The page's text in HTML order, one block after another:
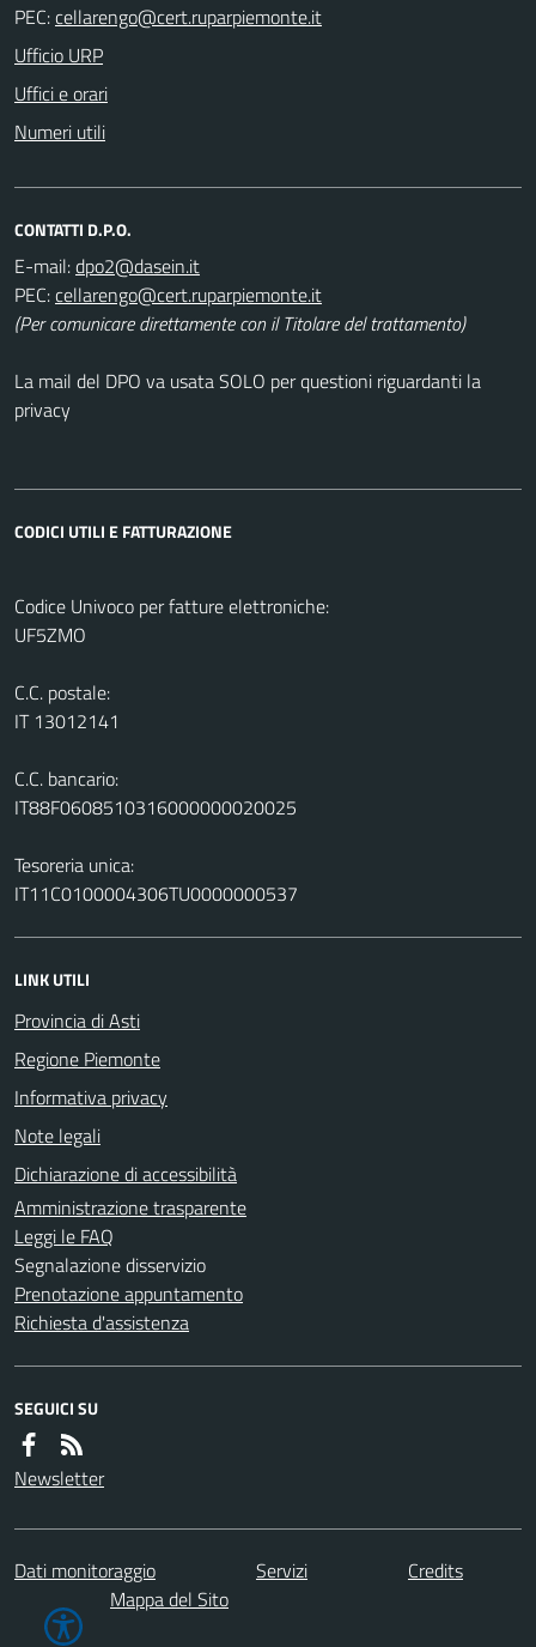
PEC:
Ufficio URP
Uffici e orari
Numeri utili
CONTATTI D.P.O.
E-mail:
PEC:
(Per comunicare direttamente con il Titolare del trattamento)
La mail del DPO va usata SOLO per questioni riguardanti la
privacy
CODICI UTILI E FATTURAZIONE
Codice Univoco per fatture elettroniche:
UF5ZMO
C.C. postale:
IT 13012141
C.C. bancario:
IT88F0608510316000000020025
Tesoreria unica:
IT11C0100004306TU0000000537
LINK UTILI
Provincia di Asti
Regione Piemonte
Informativa privacy
Note legali
Dichiarazione di accessibilità
Amministrazione trasparente
Leggi le FAQ
Segnalazione disservizio
Prenotazione appuntamento
Richiesta d'assistenza
SEGUICI SU
Newsletter
Dati monitoraggio Servizi
Credits
Mappa del Sito